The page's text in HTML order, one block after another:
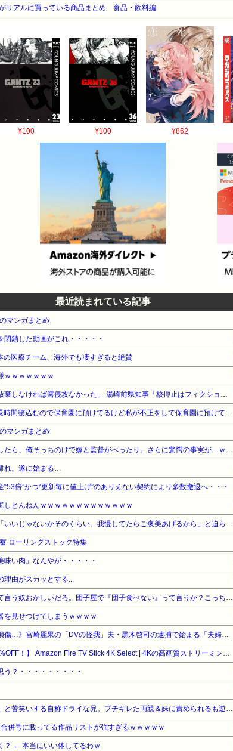
リアルに買っている商品まとめ 食品・飲料編
¥100 ¥100 ¥862
最近読まれている記事
マンガまとめ
閉鎖した動画がこれ・・・・・
医療チーム、海外でも凄すぎると絶賛
ｗｗｗｗｗｗｗ
【対談で激突】石破前総理「ウクが核放棄しなければ露侵攻なかった」 湯崎前県知事「核抑止はフィクション」
お産トラブルの後遺症で日によっては長時間寝込むので保育園に預けてるけど私が不正をして保育園に預けてると思い込んでいるママ達がうざったい
マンガまとめ
【勘違い】バスケの役員飲み会に潜入したら、俺そっちのけで嫁と監督がべったり。さらに驚愕の事実が…ｗｗｗ
れ、遂に始まる…
倍”かつ“更新毎に値上げ”のありえない契約により多数撤退へ・・・
しとんねんｗｗｗｗｗｗｗｗｗｗｗｗｗ
ウトのセクハラを夫に泣いて訴えても「いいじゃないかそのくらい。我慢してたらご褒美あげるから」と迫られた。夫が気持ち悪くて悲鳴をあげたら「うるさい」とグーで殴られた
ローリングストック特集
味い肉」なんやが・・・・・
理由がスカッとする...
【悲報】有吉「『俺テレビ見ない』って言う奴おかしいだろ。団子屋で『団子食べない』って言うか？こっちは芸人だぞ」
を見せつけてしまうｗｗｗｗ
《全身打撲、頭部裂傷及び打撲、頸部損傷…》宮崎麗果の「DVの怪我」夫・黒木啓司の逮捕で始まる「夫婦の闘争」
【Amazonデバイスサマーセール】【31%OFF！】 Amazon Fire TV Stick 4K Select | 4Kの高画質ストリーミング | ストリーミングメディアプレイヤー
？・・・・・・・・・
妻の流産に「泣いたって生き返らない」と苦笑いする自称ドライな兄。ブチギレた両親＆妹に責められるも逆上した兄の悲惨すぎる現在←淡々としてるんじゃなくて単なる冷血漢
併号に載ってる作品リストが強すぎるｗｗｗｗｗ
？ ← 本当にいい体してるわｗ